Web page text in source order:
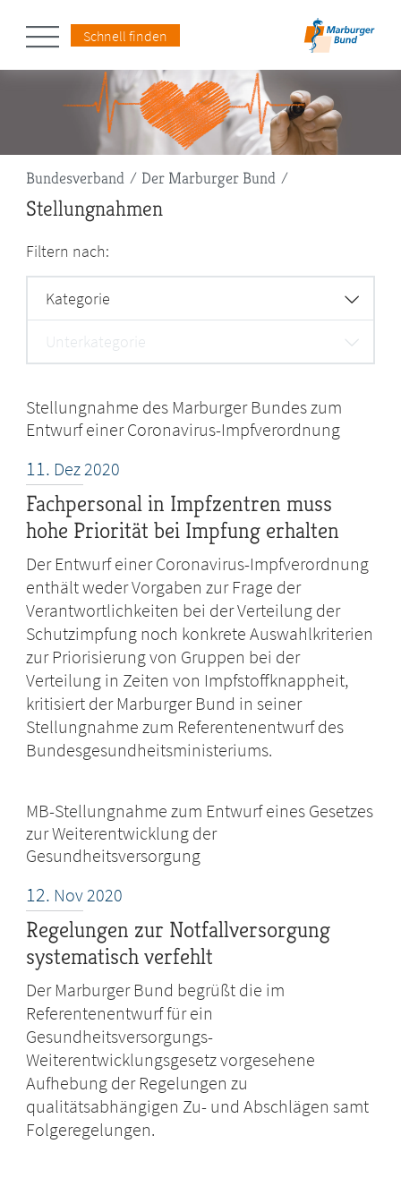
Schnell finden
Pfadnavigation
Bundesverband Der Marburger Bund
Stellungnahmen
Filtern nach:
Kategorie
Unterkategorie
Stellungnahme des Marburger Bundes zum
Entwurf einer Coronavirus-Impfverordnung
11. Dez2020
Fachpersonal in Impfzentren muss
hohe Priorität bei Impfung erhalten
Der Entwurf einer Coronavirus-Impfverordnung
enthält weder Vorgaben zur Frage der
Verantwortlichkeiten bei der Verteilung der
Schutzimpfung noch konkrete Auswahlkriterien
zur Priorisierung von Gruppen bei der
Verteilung in Zeiten von Impfstoffknappheit,
kritisiert der Marburger Bund in seiner
Stellungnahme zum Referentenentwurf des
Bundesgesundheitsministeriums.
MB-Stellungnahme zum Entwurf eines Gesetzes
zur Weiterentwicklung der
Gesundheitsversorgung
12. Nov2020
Regelungen zur Notfallversorgung
systematisch verfehlt
Der Marburger Bund begrüßt die im
Referentenentwurf für ein
Gesundheitsversorgungs-
Weiterentwicklungsgesetz vorgesehene
Aufhebung der Regelungen zu
qualitätsabhängigen Zu- und Abschlägen samt
Folgeregelungen.